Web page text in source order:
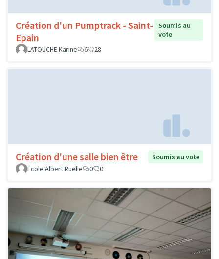
Création d'un Pumptrack - Saint-
Epain
Soumis au
vote
LATOUCHE Karine
6 28
Création d'une salle bien être
Soumis au vote
Ecole Albert Ruelle
0 0